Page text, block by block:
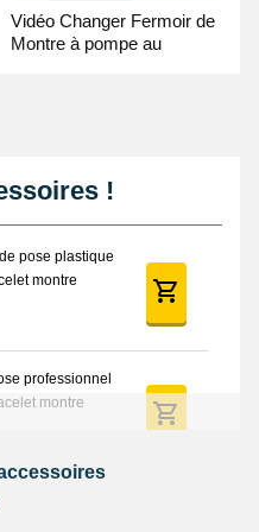
Vidéo Changer Fermoir de
Montre à pompe au
!
pose plastique
montre
professionnel
montre
12 pièces +